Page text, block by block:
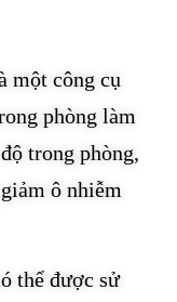
một công cụ
phòng làm
trong phòng,
ô nhiễm
thể được sử